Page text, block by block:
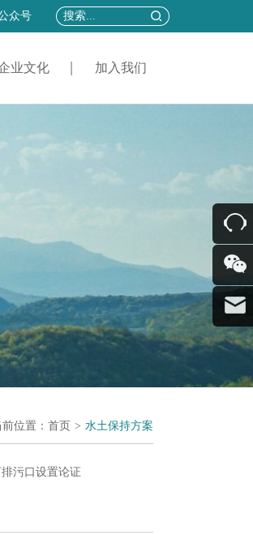
众号
业文化 加入我们
前位置： 首页 > 水土保持方案
排污口设置论证